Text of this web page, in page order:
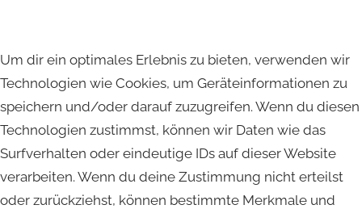
Um dir ein optimales Erlebnis zu bieten, verwenden wir
Technologien wie Cookies, um Geräteinformationen zu
speichern und/oder darauf zuzugreifen. Wenn du diesen
Technologien zustimmst, können wir Daten wie das
Surfverhalten oder eindeutige IDs auf dieser Website
verarbeiten. Wenn du deine Zustimmung nicht erteilst
oder zurückziehst, können bestimmte Merkmale und